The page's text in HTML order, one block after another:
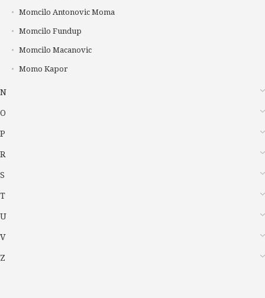
Momcilo Antonovic Moma
Momcilo Fundup
Momcilo Macanovic
Momo Kapor
N
O
P
R
S
T
U
V
Z